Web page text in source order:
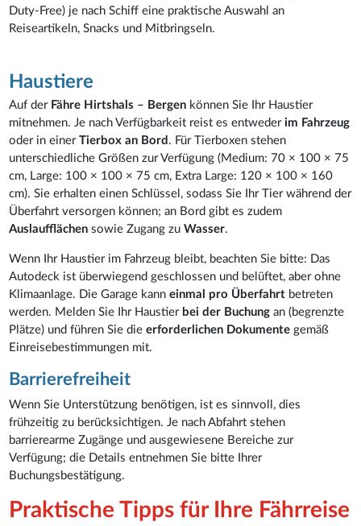
Duty-Free) je nach Schiff eine praktische Auswahl an
Reiseartikeln, Snacks und Mitbringseln.
Haustiere
Auf der Fähre Hirtshals – Bergen können Sie Ihr Haustier
mitnehmen. Je nach Verfügbarkeit reist es entwederim Fahrzeug
oder in einerTierbox an Bord . Für Tierboxen stehen
unterschiedliche Größen zur Verfügung (Medium: 70 × 100 × 75
cm, Large: 100 × 100 × 75 cm, Extra Large: 120 × 100 × 160
cm). Sie erhalten einen Schlüssel, sodass Sie Ihr Tier während der
Überfahrt versorgen können; an Bord gibt es zudem
Auslaufflächen sowie Zugang zuWasser.
Wenn Ihr Haustier im Fahrzeug bleibt, beachten Sie bitte: Das
Autodeck ist überwiegend geschlossen und belüftet, aber ohne
Klimaanlage. Die Garage kanneinmal pro Überfahrt betreten
werden. Melden Sie Ihr Haustier bei der Buchung an (begrenzte
Plätze) und führen Sie dieerforderlichen Dokumente gemäß
Einreisebestimmungen mit.
Barrierefreiheit
Wenn Sie Unterstützung benötigen, ist es sinnvoll, dies
frühzeitig zu berücksichtigen. Je nach Abfahrt stehen
barrierearme Zugänge und ausgewiesene Bereiche zur
Verfügung; die Details entnehmen Sie bitte Ihrer
Buchungsbestätigung.
Praktische Tipps für Ihre Fährreise